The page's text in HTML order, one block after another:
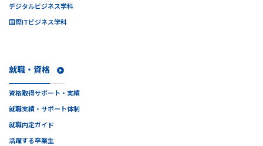
デジタルビジネス学科
国際ITビジネス学科
就職・資格
資格取得サポート・実績
就職実績・サポート体制
就職内定ガイド
活躍する卒業生